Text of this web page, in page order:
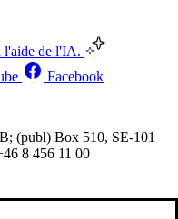
l'aide de l'IA.
Facebook
(publ) Box 510, SE-101
8 456 11 00